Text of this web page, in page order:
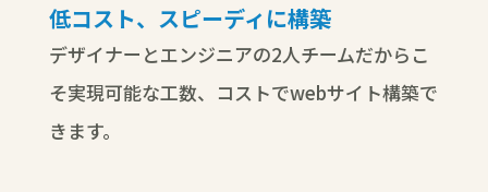
低コスト、スピーディに構築
デザイナーとエンジニアの2人チームだからこ
そ実現可能な工数、コストでwebサイト構築で
きます。